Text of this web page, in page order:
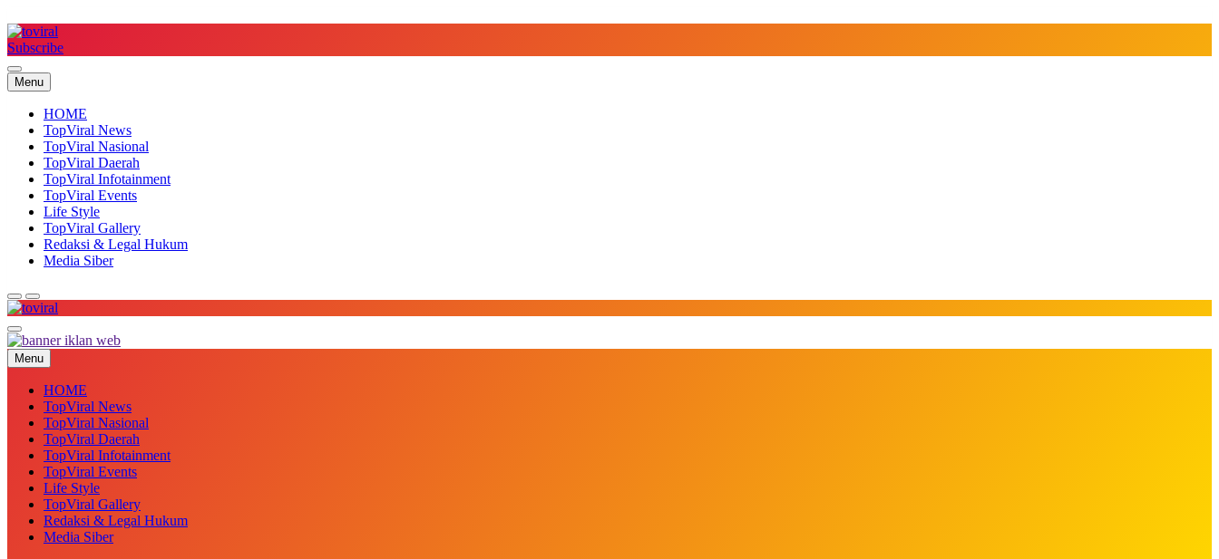
to
content
Subscribe
Menu
HOME
TopViral News
TopViral Nasional
TopViral Daerah
TopViral Infotainment
TopViral Events
Life Style
TopViral Gallery
Redaksi & Legal Hukum
Media Siber
Top Viral
Menu
HOME
TopViral News
TopViral Nasional
TopViral Daerah
TopViral Infotainment
TopViral Events
Life Style
TopViral Gallery
Redaksi & Legal Hukum
Media Siber